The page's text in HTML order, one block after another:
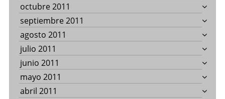
octubre 2011
septiembre 2011
agosto 2011
julio 2011
junio 2011
mayo 2011
abril 2011